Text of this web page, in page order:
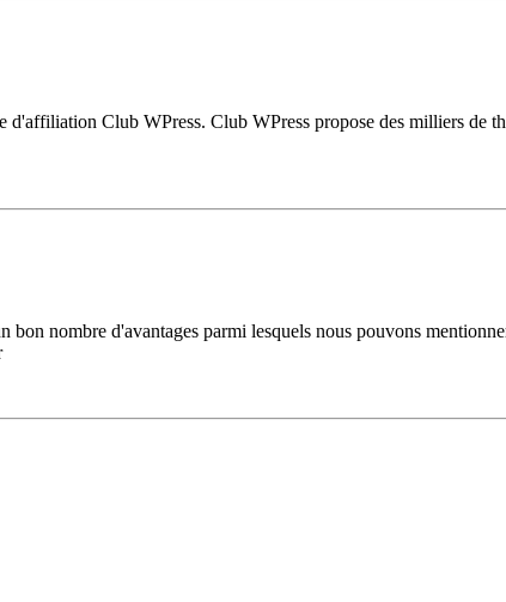
Club WPress. Club WPress propose des milliers de
bon nombre d'avantages parmi lesquels nous pouvons